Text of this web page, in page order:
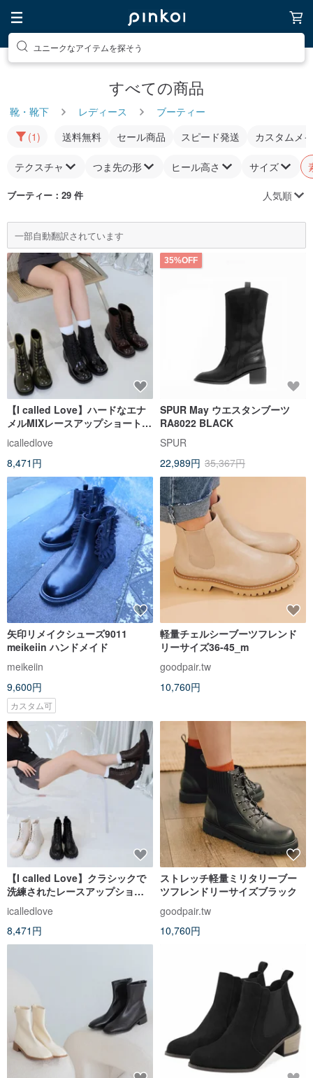
ユニークなアイテムを探そう
すべての商品
靴・靴下 レディース
ブーティー
(1)
送料無料 セール商品 スピード発送 カスタムメ
テクスチャ つま先の形 ヒール高さ サイズ
ブーティー ：29 件 人気順
一部自動翻訳されています
【I called Love】ハードなエナ
メルMIXレースアップショートブ
ーツ
icalledlove
8,471円
35%OFF
SPUR May ウエスタンブーツ
RA8022 BLACK
SPUR
22,989円 35,367円
矢印リメイクシューズ9011
meikeiin ハンドメイド
meikeiin
9,600円
カスタム可
軽量チェルシーブーツフレンド
リーサイズ36-45_m
goodpair.tw
10,760円
【I called Love】クラシックで
洗練されたレースアップショー
トブーツ
icalledlove
8,471円
ストレッチ軽量ミリタリーブー
ツフレンドリーサイズブラック
goodpair.tw
10,760円